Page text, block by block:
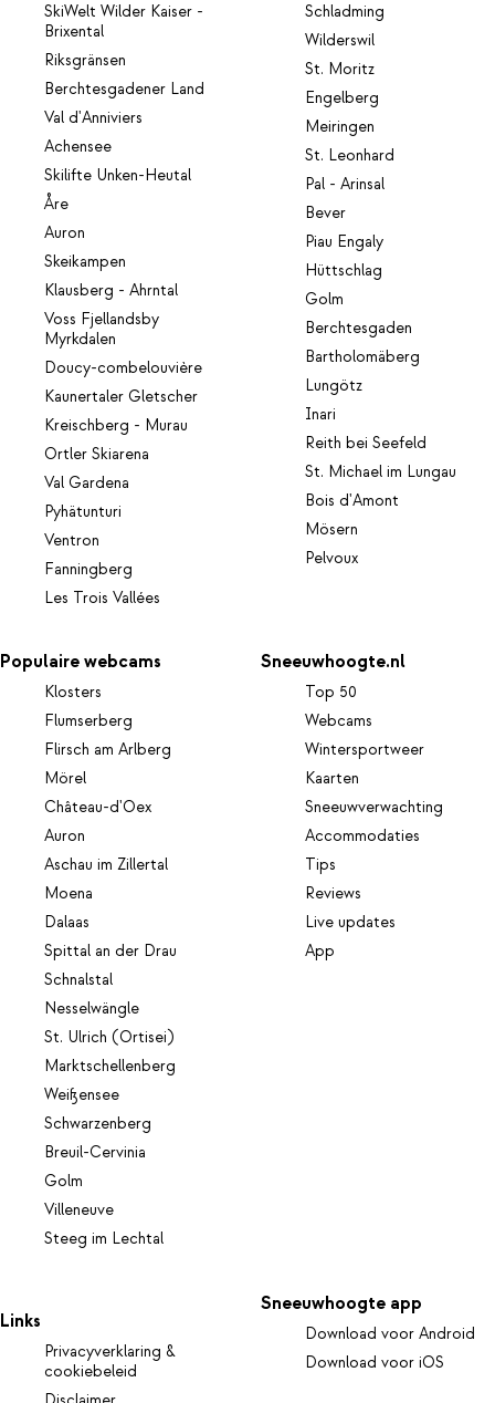
SkiWelt Wilder Kaiser -
Brixental
Riksgränsen
Berchtesgadener Land
Val d'Anniviers
Achensee
Skilifte Unken-Heutal
Åre
Auron
Skeikampen
Klausberg - Ahrntal
Voss Fjellandsby
Myrkdalen
Doucy-combelouvière
Kaunertaler Gletscher
Kreischberg - Murau
Ortler Skiarena
Val Gardena
Pyhätunturi
Ventron
Fanningberg
Les Trois Vallées
Schladming
Wilderswil
St. Moritz
Engelberg
Meiringen
St. Leonhard
Pal - Arinsal
Bever
Piau Engaly
Hüttschlag
Golm
Berchtesgaden
Bartholomäberg
Lungötz
Inari
Reith bei Seefeld
St. Michael im Lungau
Bois d'Amont
Mösern
Pelvoux
Populaire webcams
Klosters
Flumserberg
Flirsch am Arlberg
Mörel
Château-d'Oex
Auron
Aschau im Zillertal
Moena
Dalaas
Spittal an der Drau
Schnalstal
Nesselwängle
St. Ulrich (Ortisei)
Marktschellenberg
Weißensee
Schwarzenberg
Breuil-Cervinia
Golm
Villeneuve
Steeg im Lechtal
Sneeuwhoogte.nl
Top 50
Webcams
Wintersportweer
Kaarten
Sneeuwverwachting
Accommodaties
Tips
Reviews
Live updates
App
Links
Privacyverklaring &
cookiebeleid
Sneeuwhoogte app
Download voor Android
Download voor iOS